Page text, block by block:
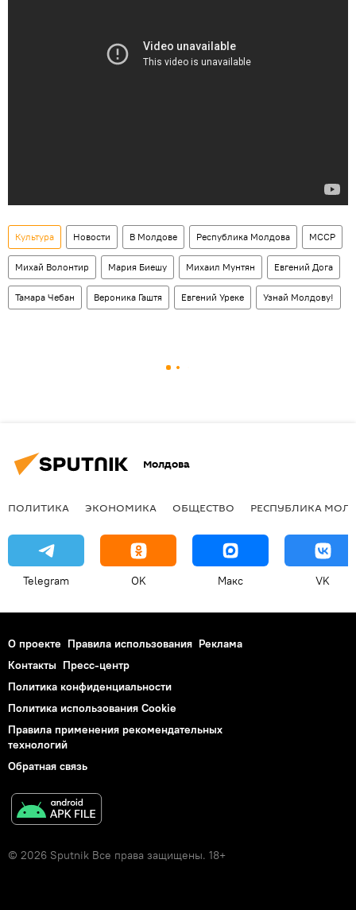
Культура Новости В Молдове Республика Молдова МССР
Михай Волонтир Мария Биешу Михаил Мунтян Евгений Дога
Тамара Чебан Вероника Гаштя Евгений Уреке Узнай Молдову!
Молдова
ПОЛИТИКА ЭКОНОМИКА ОБЩЕСТВО РЕСПУБЛИКА
Telegram OK Макс VK
О проекте Правила использования Реклама
Контакты Пресс-центр
Политика конфиденциальности
Политика использования Cookie
Правила применения рекомендательных
технологий
Обратная связь
© 2026 Sputnik Все права защищены. 18+